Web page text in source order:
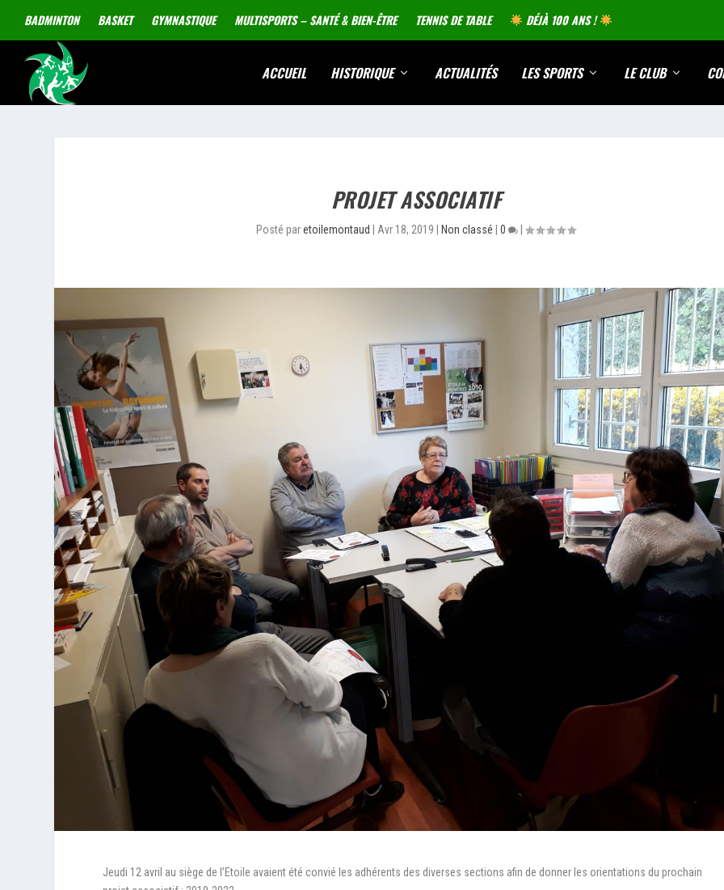
BADMINTON BASKET GYMNASTIQUE MULTISPORTS – SANTÉ & BIEN-ÊTRE TENNIS DE TABLE DÉJÀ 100 ANS !
ACCUEIL HISTORIQUE ACTUALITÉS LES SPORTS LE CLUB
PROJET ASSOCIATIF
Posté paretoilemontaud |Avr 18, 2019 Non classé |0 |
Jeudi 12 avril au siège de l’Etoile avaient été convié les adhérents des diverses sections afin de donner les orientations du prochain